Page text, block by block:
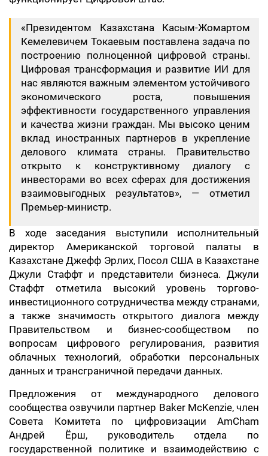
«Президентом Казахстана Касым-Жомартом
Кемелевичем Токаевым поставлена задача по
построению полноценной цифровой страны.
Цифровая трансформация и развитие ИИ для
нас являются важным элементом устойчивого
экономического роста, повышения
эффективности государственного управления
и качества жизни граждан. Мы высоко ценим
вклад иностранных партнеров в укрепление
делового климата страны. Правительство
открыто к конструктивному диалогу с
инвесторами во всех сферах для достижения
взаимовыгодных результатов», — отметил
Премьер-министр.
В ходе заседания выступили исполнительный
директор Американской торговой палаты в
Казахстане Джефф Эрлих, Посол США в Казахстане
Джули Стаффт и представители бизнеса. Джули
Стаффт отметила высокий уровень торгово-
инвестиционного сотрудничества между странами,
а также значимость открытого диалога между
Правительством и бизнес-сообществом по
вопросам цифрового регулирования, развития
облачных технологий, обработки персональных
данных и трансграничной передачи данных.
Предложения от международного делового
сообщества озвучили партнер Baker McKenzie, член
Совета Комитета по цифровизации AmCham
Андрей Ёрш, руководитель отдела по
государственной политике и взаимодействию с